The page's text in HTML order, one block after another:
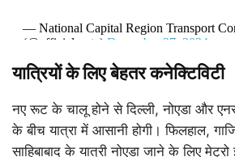
— National Capital Region Transport
(@officialncrtc) December 27, 2024
यात्रियों के लिए बेहतर कनेक्टिविटी
नए रूट के चालू होने से दिल्ली, नोएडा और
के बीच यात्रा में आसानी होगी। फिलहाल,
साहिबाबाद के यात्री नोएडा जाने के लिए